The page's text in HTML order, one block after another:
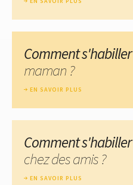
Comment s'habiller
maman ?
EN SAVOIR PLUS
Comment
chez des amis ?
EN SAVOIR PLUS